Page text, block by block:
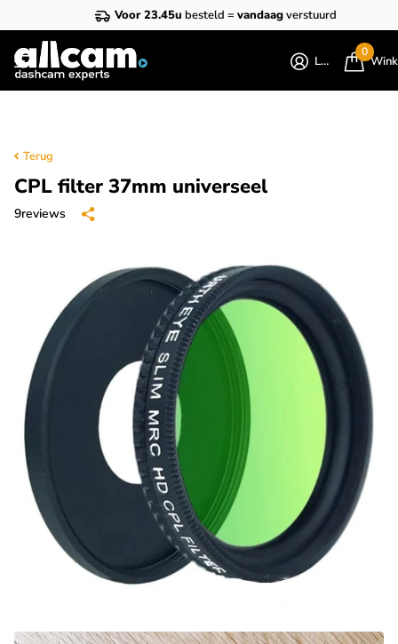
Voor 23.45u besteld = vandaagverstuurd
Login
0
Terug
CPL filter 37mm universeel
9reviews